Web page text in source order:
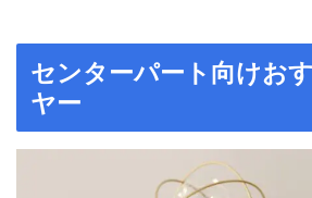
センターパート向けお
ヤー